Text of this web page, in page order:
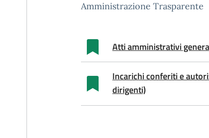
Amministrazione Trasparente
Atti amministrativi
Incarichi conferiti e
dirigenti)